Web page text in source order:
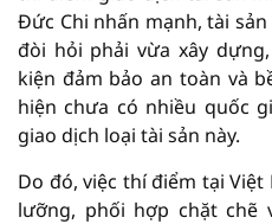
Đức Chi nhấn mạnh, tài
đòi hỏi phải vừa xây
kiện đảm bảo an toàn và
hiện chưa có nhiều quốc
giao dịch loại tài sản này.
Do đó, việc thí điểm tại
lưỡng, phối hợp chặt chẽ